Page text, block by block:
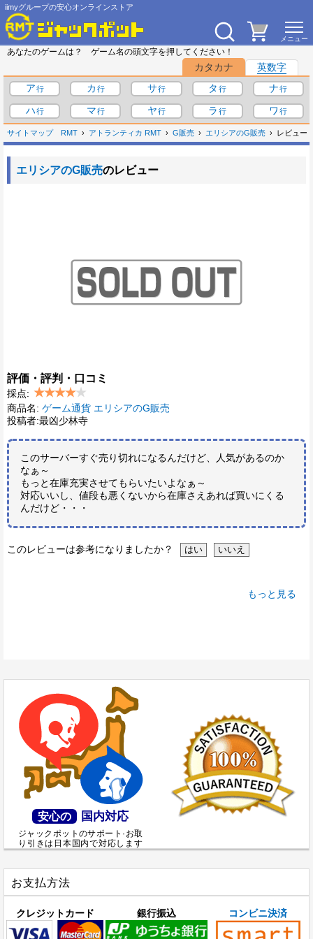
iimyグループの安心オンラインストア
あなたのゲームは？ ゲーム名の頭文字を押してください！
カタカナ
英数字
ア
カ サ タ
ナ
ハ
マ ヤ ラ ワ
サイトマップ RMT アトランティカ RMT G販売 エリシアのG販売 レビュー
エリシアのG販売のレビュー
評価・評判・口コミ
採点:
商品名: ゲーム通貨 エリシアのG販売
投稿者:最凶少林寺
このサーバーすぐ売り切れになるんだけど、人気があるのか
なぁ～
もっと在庫充実させてもらいたいよなぁ～
対応いいし、値段も悪くないから在庫さえあれば買いにくる
んだけど・・・
このレビューは参考になりましたか？
もっと見る
安心の 国内対応
ジャックポットのサポート·お取
り引きは日本国内で対応します
お支払方法
クレジットカード 銀行振込 コンビニ決済